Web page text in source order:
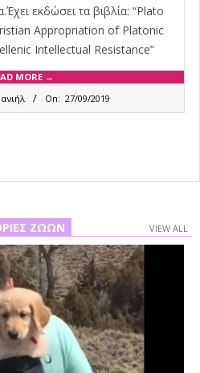
εκδώσει τα βιβλία: “Plato
Appropriation of Platonic
Intellectual Resistance”
MORE →
On: 27/09/2019
ΖΏΩΝ VIEW ALL